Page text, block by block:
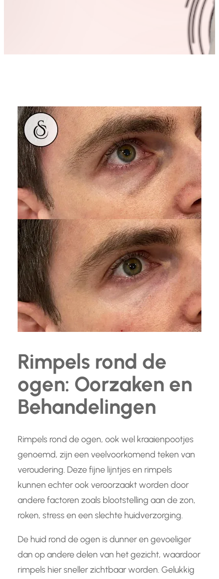
Rimpels rond de
ogen: Oorzaken en
Behandelingen
Rimpels rond de ogen, ook wel kraaienpootjes
genoemd, zijn een veelvoorkomend teken van
veroudering. Deze fijne lijntjes en rimpels
kunnen echter ook veroorzaakt worden door
andere factoren zoals blootstelling aan de zon,
roken, stress en een slechte huidverzorging.
De huid rond de ogen is dunner en gevoeliger
dan op andere delen van het gezicht, waardoor
rimpels hier sneller zichtbaar worden. Gelukkig